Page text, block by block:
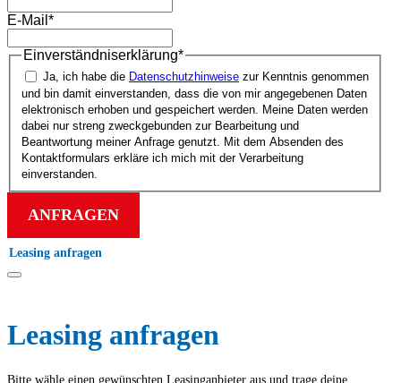
E-Mail *
Einverständnis­erklärung*
Ja, ich habe die Datenschutz­hinweise zur Kenntnis genommen
und bin damit einverstanden, dass die von mir angegebenen Daten
elektronisch erhoben und gespeichert werden. Meine Daten werden
dabei nur streng zweck­gebunden zur Bearbeitung und
Beantwortung meiner Anfrage genutzt. Mit dem Absenden des
Kontakt­formulars erkläre ich mich mit der Verarbeitung
einverstanden.
ANFRAGEN
Leasing anfragen
Leasing anfragen
Bitte wähle einen gewünschten Leasing­anbieter aus und trage deine